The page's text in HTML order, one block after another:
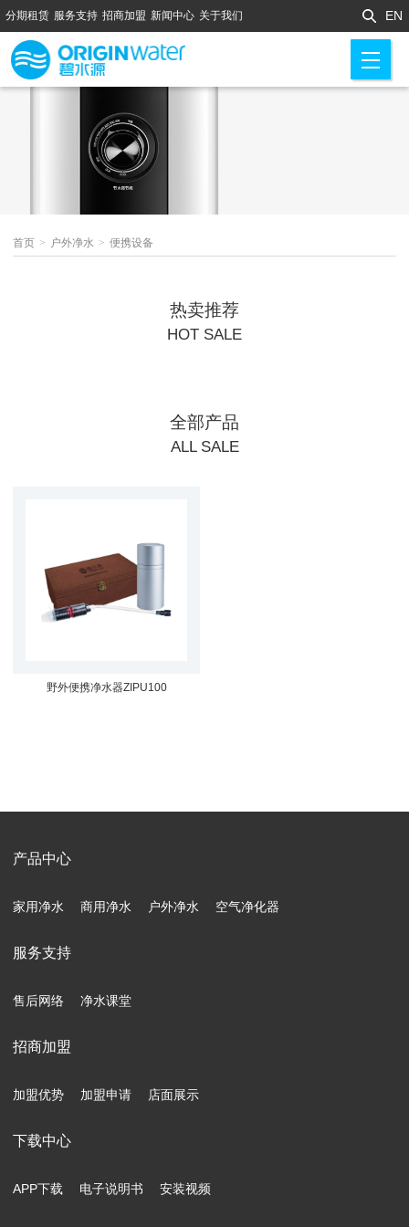
EN
分期租赁 服务支持 招商加盟 新闻中心 关于我们
首页 > 户外净水 > 便携设备
热卖推荐
HOT SALE
全部产品
ALL SALE
野外便携净水器ZIPU100
产品中心
家用净水 商用净水 户外净水 空气净化器
服务支持
售后网络 净水课堂
招商加盟
加盟优势 加盟申请 店面展示
下载中心
APP下载 电子说明书 安装视频